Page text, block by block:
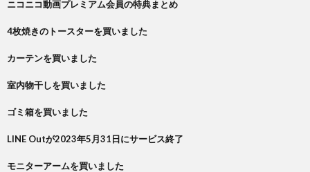
ニコニコ動画プレミアム会員の特典まとめ
4枚焼きのトースターを買いました
カーテンを買いました
室内物干しを買いました
ゴミ箱を買いました
LINE Outが2023年5月31日にサービス終了
モニターアームを買いました